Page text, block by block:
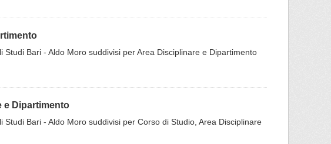
Bari - Aldo Moro suddivisi per Area Disciplinare e Dipartimento
e Dipartimento
Bari - Aldo Moro suddivisi per Corso di Studio, Area Disciplinare